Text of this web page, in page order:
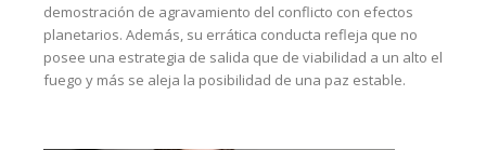
demostración de agravamiento del conflicto con efectos
planetarios. Además, su errática conducta refleja que no
posee una estrategia de salida que de viabilidad a un alto el
fuego y más se aleja la posibilidad de una paz estable.